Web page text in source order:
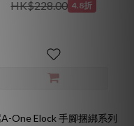
HK$228.00 4.8折